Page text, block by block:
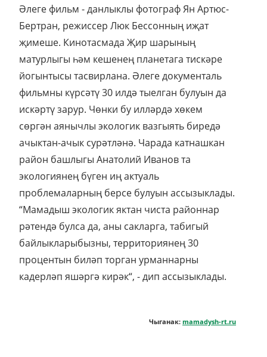
Әлеге фильм - данлыклы фотограф Ян Артюс-
Бертран, режиссер Люк Бессонның иҗат
җимеше. Кинотасмада Җир шарының
матурлыгы һәм кешенең планетага тискәре
йогынтысы тасвирлана. Әлеге документаль
фильмны күрсәтү 30 илдә тыелган булуын да
искәртү зарур. Чөнки бу илләрдә хөкем
сөргән аянычлы экологик вазгыять биредә
ачыктан-ачык сурәтләнә. Чарада катнашкан
район башлыгы Анатолий Иванов та
экологиянең бүген иң актуаль
проблемаларның берсе булуын ассызыклады.
“Мамадыш экологик яктан чиста районнар
рәтендә булса да, аны сакларга, табигый
байлыкларыбызны, территориянең 30
процентын биләп торган урманнарны
кадерләп яшәргә кирәк“, - дип ассызыклады.
Чыганак: mamadysh-rt.ru